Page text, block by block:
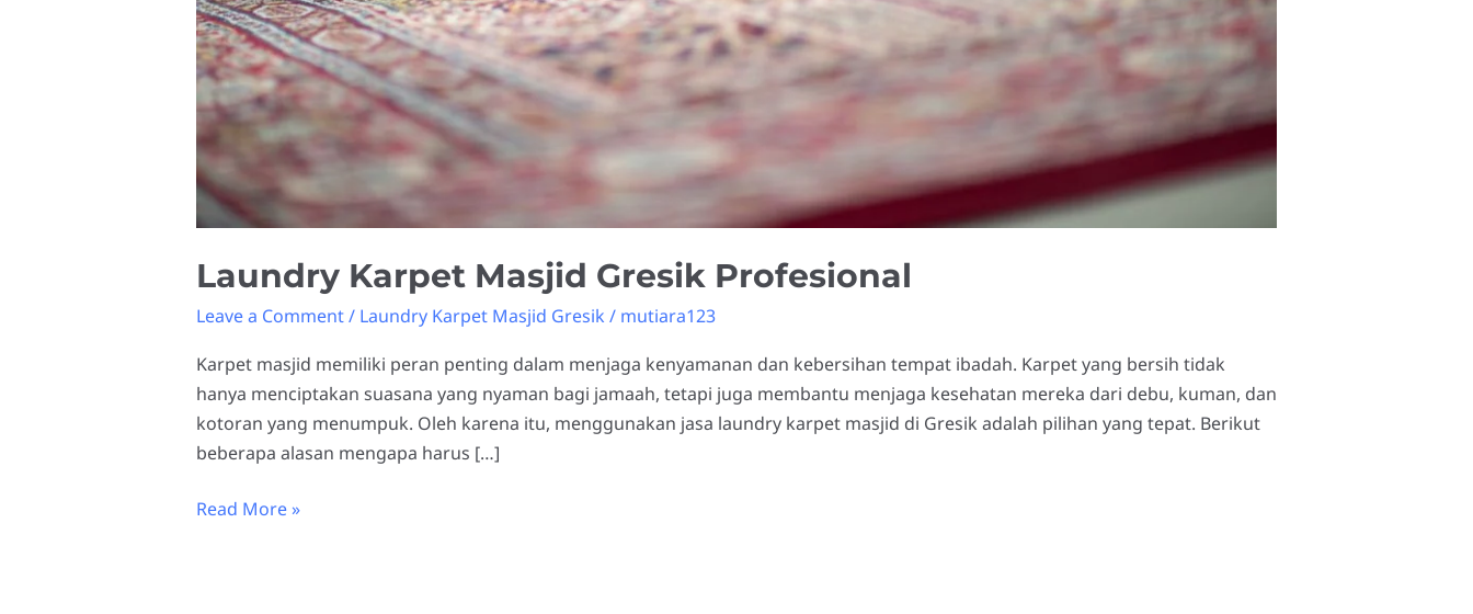
Laundry Karpet Masjid Gresik Profesional
Leave a Comment/ Laundry Karpet Masjid Gresik / mutiara123
Karpet masjid memiliki peran penting dalam menjaga kenyamanan dan kebersihan tempat ibadah. Karpet yang bersih tidak
hanya menciptakan suasana yang nyaman bagi jamaah, tetapi juga membantu menjaga kesehatan mereka dari debu, kuman, dan
kotoran yang menumpuk. Oleh karena itu, menggunakan jasa laundry karpet masjid di Gresik adalah pilihan yang tepat. Berikut
beberapa alasan mengapa harus […]
Read More »